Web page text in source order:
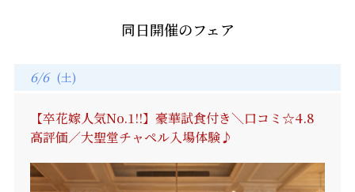
同日開催のフェア
6/6 (土)
【卒花嫁人気No.1!!】豪華試食付き＼口コミ☆4.8
高評価／大聖堂チャペル入場体験♪